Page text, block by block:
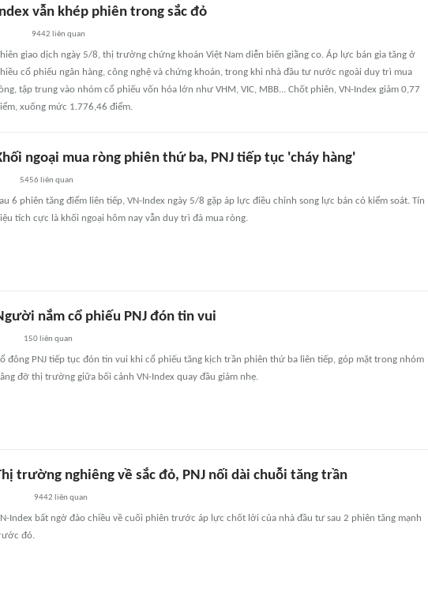
vẫn khép phiên trong sắc đỏ
9442 liên quan
giao dịch ngày 5/8, thị trường chứng khoán Việt Nam diễn biến giằng co. Áp lực bán gia tăng ở
cổ phiếu ngân hàng, công nghệ và chứng khoán, trong khi nhà đầu tư nước ngoài duy trì mua
tập trung vào nhóm cổ phiếu vốn hóa lớn như VHM, VIC, MBB... Chốt phiên, VN-Index giảm 0,77
xuống mức 1.776,46 điểm.
ngoại mua ròng phiên thứ ba, PNJ tiếp tục 'cháy hàng'
5456 liên quan
6 phiên tăng điểm liên tiếp, VN-Index ngày 5/8 gặp áp lực điều chỉnh song lực bán có kiểm soát. Tín
tích cực là khối ngoại hôm nay vẫn duy trì đà mua ròng.
nắm cổ phiếu PNJ đón tin vui
150liên quan
đông PNJ tiếp tục đón tin vui khi cổ phiếu tăng kịch trần phiên thứ ba liên tiếp, góp mặt trong nhóm
đỡ thị trường giữa bối cảnh VN-Index quay đầu giảm nhẹ.
trường nghiêng về sắc đỏ, PNJ nối dài chuỗi tăng trần
9442 liên quan
Index bất ngờ đảo chiều về cuối phiên trước áp lực chốt lời của nhà đầu tư sau 2 phiên tăng mạnh
đó.